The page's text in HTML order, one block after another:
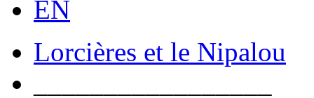
Lorcières et le Nipalou